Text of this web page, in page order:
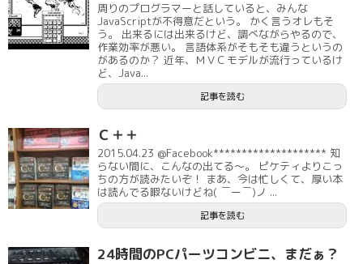
周りのプログラマーと話していると、みんな
JavaScriptが不得意だという。 かく言うオレもそ
う。 出来るには出来るけど、調べながらやるので、
作業効率が悪い。 言語体系がそもそも違うというの
があるのか？ 近年、ＭＶＣモデルが流行っているけ
ど、Java...
記事を読む
Ｃ＋＋
2015.04.23 @Facebook******************** 知
らない間に、こんなの出てる～。 ピケティよりこっ
ちの方が読みたいぞ！ まあ、今は忙しくて、厚い本
は読んでる暇ないけどね( ￣ー￣)ノ ...
記事を読む
24時間のPCパーツコンビニ、まだぁ？